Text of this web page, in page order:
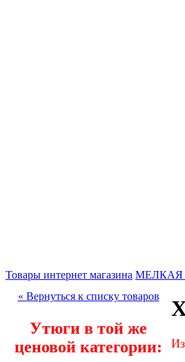
Товары интернет магазина МЕЛКАЯ
« Вернуться к списку товаров
Утюги в той же
ценовой категории: